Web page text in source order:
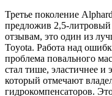
Третье поколение
предложив 2,5-
отзывам, это один из
Toyota. Работа над
проблема повального
стал тише, эластичнее
который отмечают
гидрокомпенсаторов.